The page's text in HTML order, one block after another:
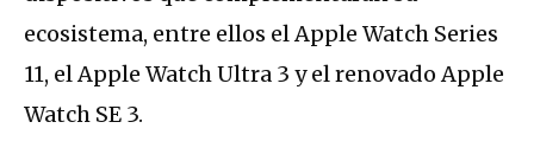
ecosistema, entre ellos el Apple Watch Series
11, el Apple Watch Ultra 3 y el renovado Apple
Watch SE 3.